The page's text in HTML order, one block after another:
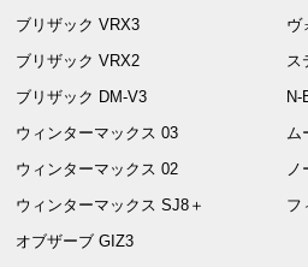
ブリザック VRX3
ブリザック VRX2
ブリザック DM-V3
ウィンターマックス 03
ウィンターマックス 02
ウィンターマックス SJ8＋
オブザーブ GIZ3
ヴ
ス
N-
ム
ノ
フ